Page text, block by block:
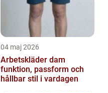
04 maj 2026
Arbetskläder dam
funktion, passform och
hållbar stil i vardagen